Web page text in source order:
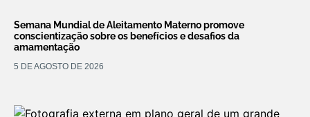
Semana Mundial de Aleitamento Materno promove
conscientização sobre os benefícios e desafios da
amamentação
5 DE AGOSTO DE 2026